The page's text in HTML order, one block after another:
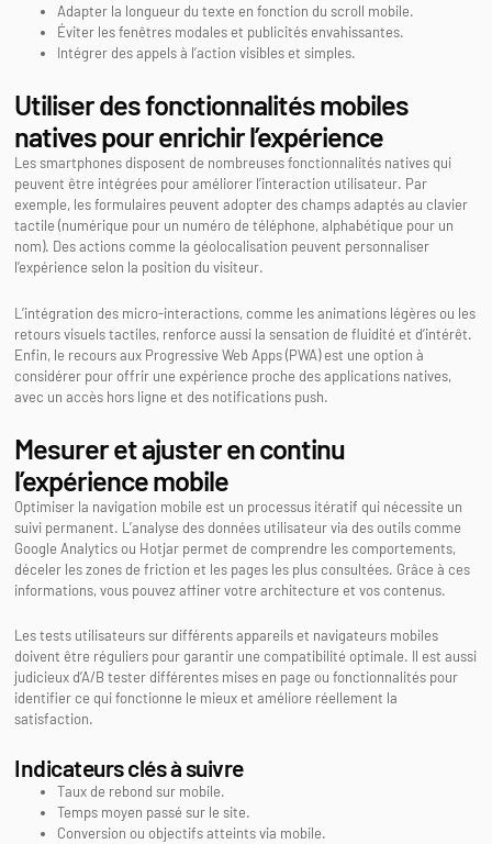
Adapter la longueur du texte en fonction du scroll mobile.
Éviter les fenêtres modales et publicités envahissantes.
Intégrer des appels à l’action visibles et simples.
Utiliser des fonctionnalités mobiles
natives pour enrichir l’expérience
Les smartphones disposent de nombreuses fonctionnalités natives qui
peuvent être intégrées pour améliorer l’interaction utilisateur. Par
exemple, les formulaires peuvent adopter des champs adaptés au clavier
tactile (numérique pour un numéro de téléphone, alphabétique pour un
nom). Des actions comme la géolocalisation peuvent personnaliser
l’expérience selon la position du visiteur.
L’intégration des micro-interactions, comme les animations légères ou les
retours visuels tactiles, renforce aussi la sensation de fluidité et d’intérêt.
Enfin, le recours aux Progressive Web Apps (PWA) est une option à
considérer pour offrir une expérience proche des applications natives,
avec un accès hors ligne et des notifications push.
Mesurer et ajuster en continu
l’expérience mobile
Optimiser la navigation mobile est un processus itératif qui nécessite un
suivi permanent. L’analyse des données utilisateur via des outils comme
Google Analytics ou Hotjar permet de comprendre les comportements,
déceler les zones de friction et les pages les plus consultées. Grâce à ces
informations, vous pouvez affiner votre architecture et vos contenus.
Les tests utilisateurs sur différents appareils et navigateurs mobiles
doivent être réguliers pour garantir une compatibilité optimale. Il est aussi
judicieux d’A/B tester différentes mises en page ou fonctionnalités pour
identifier ce qui fonctionne le mieux et améliore réellement la
satisfaction.
Indicateurs clés à suivre
Taux de rebond sur mobile.
Temps moyen passé sur le site.
Conversion ou objectifs atteints via mobile.